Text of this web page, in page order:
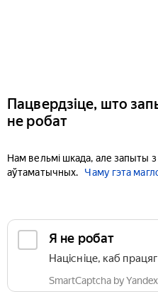
Пацвердзіце, што
не робат
Нам вельмі шкада, але запыты
аўтаматычных.
Чаму гэта
Я не робат
Націсніце, каб
SmartCaptcha by